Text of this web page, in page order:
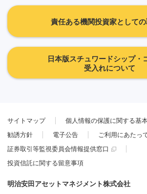
責任ある機関投資家として
日本版スチュワードシップ・
受入れについて
サイトマップ
個人情報の保護に関する基
勧誘方針
電子公告 ご利用にあたっ
証券取引等監視委員会情報提供窓口
投資信託に関する留意事項
明治安田アセットマネジメント株式会社